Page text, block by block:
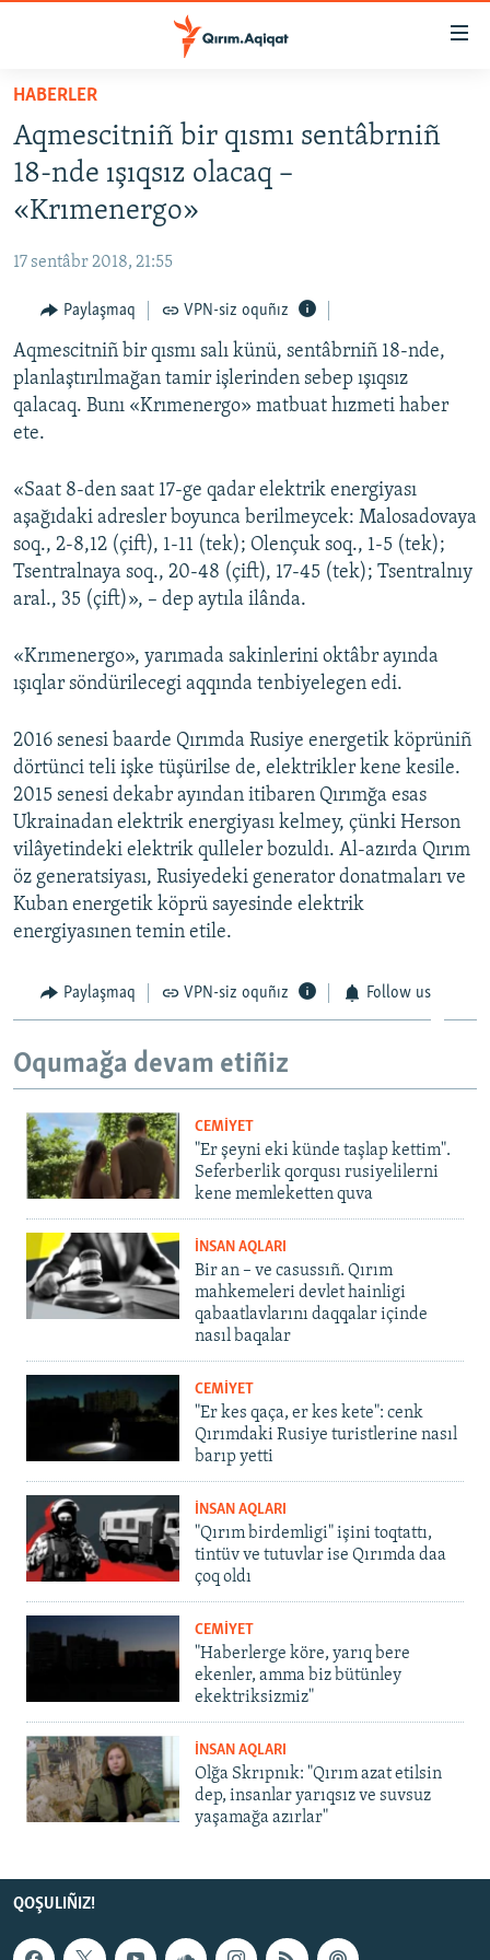
Esas
qaytmaq
Baş
navigatsiyağa
qaytmaq
Qıdıruvğa
SİYASET
İQTİSADİYAT
MEDENİYET
İNSAN AQLARI
VİDEO
SÜRET
BLOGLAR
Русский
Українською
RFE/RS bütün saytları
HABERLER
Aqmescitniñ bir qısmı sentâbrniñ
18-nde ışıqsız olacaq –
«Krımenergo»
17 sentâbr 2018, 21:55
Paylaşmaq VPN-siz oquñız
Aqmescitniñ bir qısmı salı künü, sentâbrniñ 18-nde,
planlaştırılmağan tamir işlerinden sebep ışıqsız
qalacaq. Bunı «Krımenergo» matbuat hızmeti haber
ete.
«Saat 8-den saat 17-ge qadar elektrik energiyası
aşağıdaki adresler boyunca berilmeycek: Malosadovaya
soq., 2-8,12 (çift), 1-11 (tek); Olençuk soq., 1-5 (tek);
Tsentralnaya soq., 20-48 (çift), 17-45 (tek); Tsentralnıy
aral., 35 (çift)», – dep aytıla ilânda.
«Krımenergo», yarımada sakinlerini oktâbr ayında
ışıqlar söndürilecegi aqqında tenbiyelegen edi.
2016 senesi baarde Qırımda Rusiye energetik köprüniñ
dörtünci teli işke tüşürilse de, elektrikler kene kesile.
2015 senesi dekabr ayından itibaren Qırımğa esas
Ukrainadan elektrik energiyası kelmey, çünki Herson
vilâyetindeki elektrik qulleler bozuldı. Al-azırda Qırım
öz generatsiyası, Rusiyedeki generator donatmaları ve
Kuban energetik köprü sayesinde elektrik
energiyasınen temin etile.
Paylaşmaq VPN-siz oquñız Follow us
Oqumağa devam etiñiz
CEMİYET
"Er şeyni eki künde taşlap kettim".
Seferberlik qorqusı rusiyelilerni
kene memleketten quva
İNSAN AQLARI
Bir an – ve casussıñ. Qırım
mahkemeleri devlet hainligi
qabaatlavlarını daqqalar içinde
nasıl baqalar
CEMİYET
"Er kes qaça, er kes kete": cenk
Qırımdaki Rusiye turistlerine nasıl
barıp yetti
İNSAN AQLARI
"Qırım birdemligi" işini toqtattı,
tintüv ve tutuvlar ise Qırımda daa
çoq oldı
CEMİYET
"Haberlerge köre, yarıq bere
ekenler, amma biz bütünley
ekektriksizmiz"
İNSAN AQLARI
Olğa Skrıpnık: "Qırım azat etilsin
dep, insanlar yarıqsız ve suvsuz
yaşamağa azırlar"
QOŞULIÑIZ!